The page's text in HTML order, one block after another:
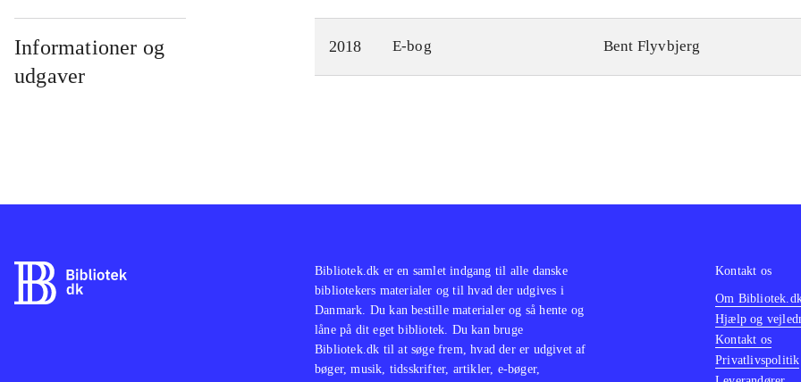
Informationer og
udgaver
2018 E-bog Bent Flyvbjerg
Bibliotek.dk er en samlet indgang til alle danske
bibliotekers materialer og til hvad der udgives i
Danmark. Du kan bestille materialer og så hente og
låne på dit eget bibliotek. Du kan bruge
Bibliotek.dk til at søge frem, hvad der er udgivet af
bøger, musik, tidsskrifter, artikler, e-bøger,
Kontakt os
Om
Hjælp og
Kontakt os
Privatlivspolitik